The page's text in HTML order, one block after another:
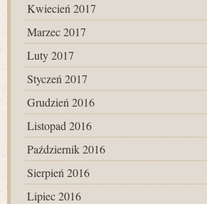
Kwiecień 2017
Marzec 2017
Luty 2017
Styczeń 2017
Grudzień 2016
Listopad 2016
Październik 2016
Sierpień 2016
Lipiec 2016